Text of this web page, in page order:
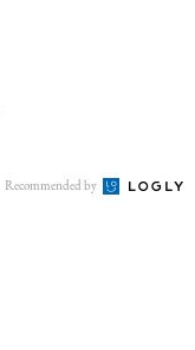
Recommended by